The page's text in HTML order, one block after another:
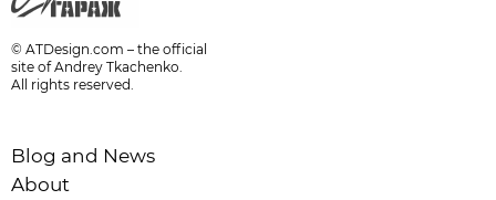
© ATDesign.com – the official
site of Andrey Tkachenko.
All rights reserved.
Blog and News
About